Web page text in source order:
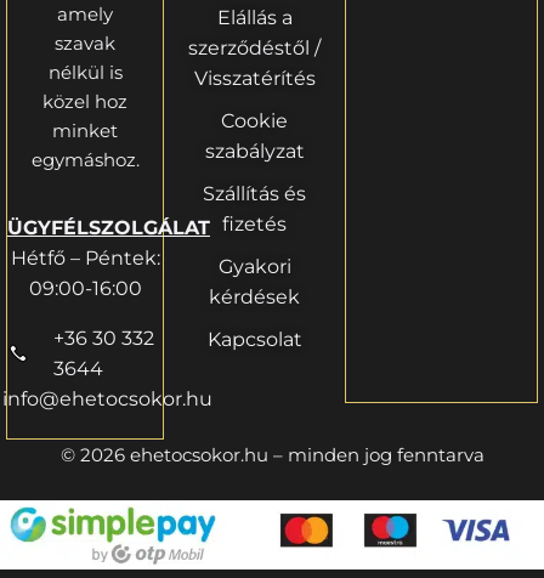
amely
szavak
nélkül is
közel hoz
minket
egymáshoz.
ÜGYFÉLSZOLGÁLAT
Hétfő – Péntek:
09:00-16:00
+36 30 332
3644
info@ehetocsokor.hu
Elállás a
szerződéstől /
Visszatérítés
Cookie
szabályzat
Szállítás és
fizetés
Gyakori
kérdések
Kapcsolat
© 2026 ehetocsokor.hu – minden jog fenntarva